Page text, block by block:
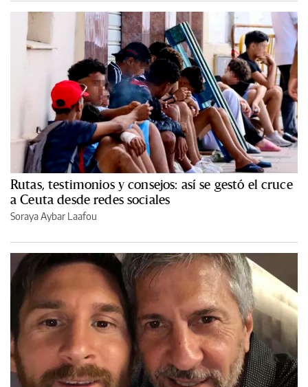
Rutas, testimonios y consejos: así se gestó el cruce
a Ceuta desde redes sociales
Soraya Aybar Laafou